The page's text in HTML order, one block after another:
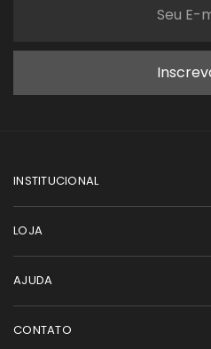
INSTITUCIONAL
LOJA
AJUDA
CONTATO